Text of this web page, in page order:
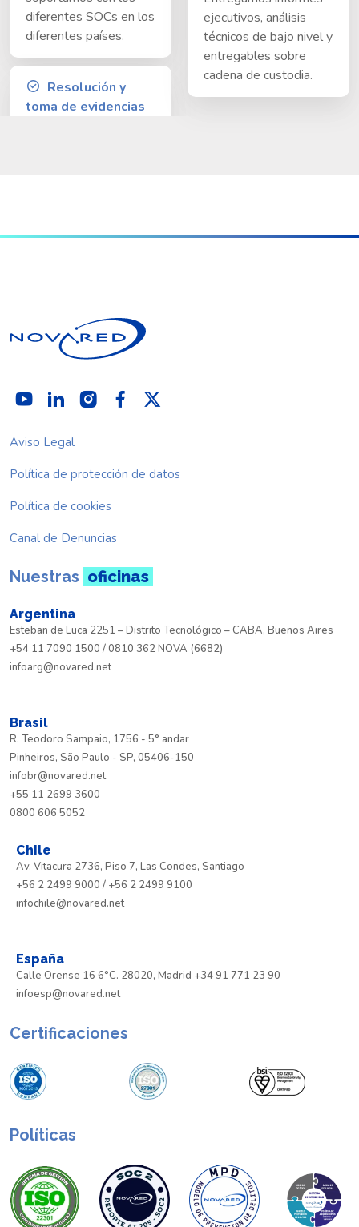
diferentes SOCs en los
diferentes países.
Resolución y
toma de evidencias
ejecutivos, análisis
técnicos de bajo nivel y
entregables sobre
cadena de custodia.
Aviso Legal
Política de protección de datos
Política de cookies
Canal de Denuncias
Nuestras oficinas
Argentina
Esteban de Luca 2251 – Distrito Tecnológico – CABA, Buenos Aires
+54 11 7090 1500 / 0810 362 NOVA (6682)
infoarg@novared.net
Brasil
R. Teodoro Sampaio, 1756 - 5° andar
Pinheiros, São Paulo - SP, 05406-150
infobr@novared.net
+55 11 2699 3600
0800 606 5052
Chile
Av. Vitacura 2736, Piso 7, Las Condes, Santiago
+56 2 2499 9000 / +56 2 2499 9100
infochile@novared.net
España
Calle Orense 16 6°C. 28020, Madrid +34 91 771 23 90
infoesp@novared.net
Certificaciones
Políticas